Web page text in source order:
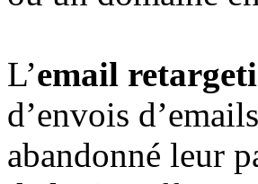
L’email
d’envois
abandonné leur